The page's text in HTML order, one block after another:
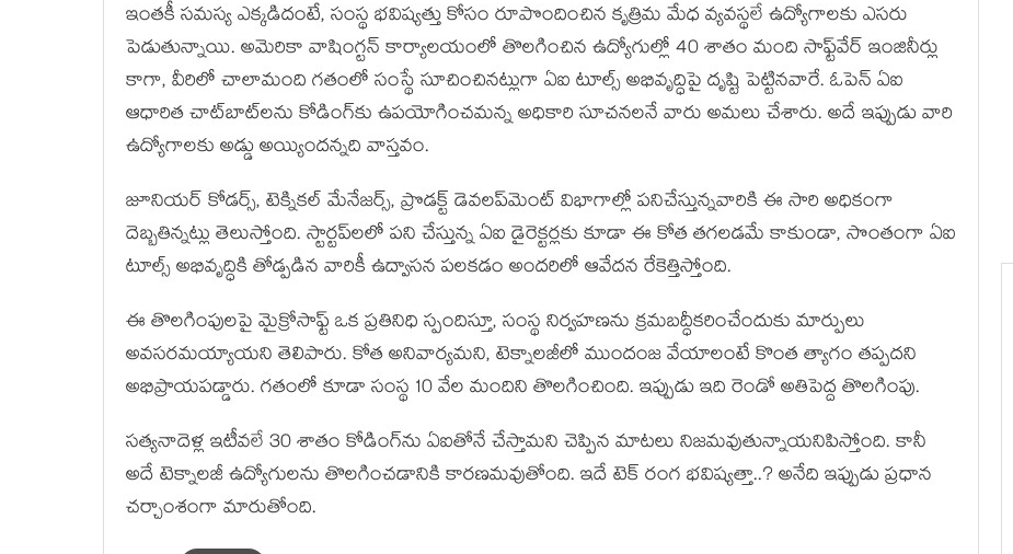
ఇంతకీ సమస్య ఎక్కడిదంటే, సంస్థ భవిష్యత్తు కోసం రూపొందించిన కృత్రిమ మేధ వ్యవస్థలే ఉద్యోగాలకు ఎసరు
పెడుతున్నాయి. అమెరికా వాషింగ్టన్ కార్యాలయంలో తొలగించిన ఉద్యోగుల్లో 40 శాతం మంది సాఫ్ట్‌వేర్ ఇంజినీర్లు
కాగా, వీరిలో చాలామంది గతంలో సంస్థే సూచించినట్లుగా ఏఐ టూల్స్ అభివృద్ధిపై దృష్టి పెట్టినవారే. ఓపెన్ ఏఐ
ఆధారిత చాట్‌బాట్‌లను కోడింగ్‌కు ఉపయోగించమన్న అధికారి సూచనలనే వారు అమలు చేశారు. అదే ఇప్పుడు వారి
ఉద్యోగాలకు అడ్డు అయ్యిందన్నది వాస్తవం.
జూనియర్ కోడర్స్‌, టెక్నికల్ మేనేజర్స్‌, ప్రొడక్ట్‌ డెవలప్‌మెంట్ విభాగాల్లో పనిచేస్తున్నవారికి ఈ సారి అధికంగా
దెబ్బతిన్నట్లు తెలుస్తోంది. స్టార్టప్‌లలో పని చేస్తున్న ఏఐ డైరెక్టర్లకు కూడా ఈ కోత తగలడమే కాకుండా, సొంతంగా ఏఐ
టూల్స్ అభివృద్ధికి తోడ్పడిన వారికీ ఉద్వాసన పలకడం అందరిలో ఆవేదన రేకెత్తిస్తోంది.
ఈ తొలగింపులపై మైక్రోసాఫ్ట్ ఒక ప్రతినిధి స్పందిస్తూ, సంస్థ నిర్వహణను క్రమబద్ధీకరించేందుకు మార్పులు
అవసరమయ్యాయని తెలిపారు. కోత అనివార్యమని, టెక్నాలజీలో ముందంజ వేయాలంటే కొంత త్యాగం తప్పదని
అభిప్రాయపడ్డారు. గతంలో కూడా సంస్థ 10 వేల మందిని తొలగించింది. ఇప్పుడు ఇది రెండో అతిపెద్ద తొలగింపు.
సత్యనాదెళ్ల ఇటీవలే 30 శాతం కోడింగ్‌ను ఏఐతోనే చేస్తామని చెప్పిన మాటలు నిజమవుతున్నాయనిపిస్తోంది. కానీ
అదే టెక్నాలజీ ఉద్యోగులను తొలగించడానికి కారణమవుతోంది. ఇదే టెక్ రంగ భవిష్యత్తా..? అనేది ఇప్పుడు ప్రధాన
చర్చాంశంగా మారుతోంది.